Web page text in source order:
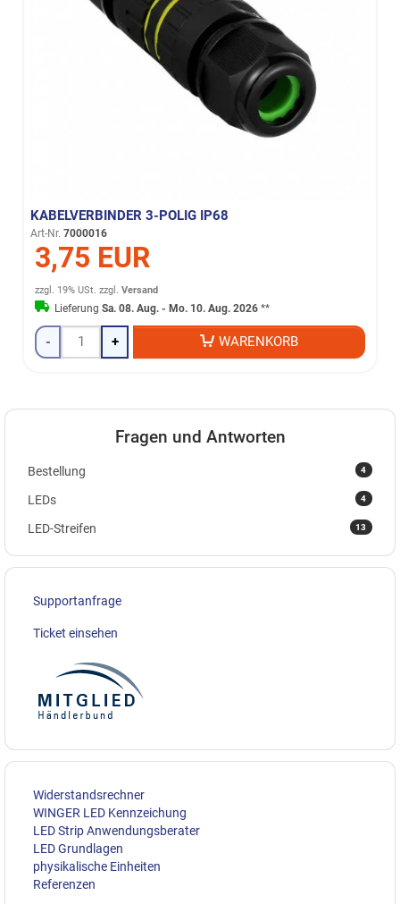
KABELVERBINDER 3-POLIG IP68
Art-Nr. 7000016
3,75 EUR
zzgl. 19% USt. zzgl.Versand
LieferungSa. 08. Aug. - Mo. 10. Aug. 2026 **
- + WARENKORB
Fragen und Antworten
4
Bestellung
4
LEDs
13
LED-Streifen
Supportanfrage
Ticket einsehen
Widerstandsrechner
WINGER LED Kennzeichung
LED Strip Anwendungsberater
LED Grundlagen
physikalische Einheiten
Referenzen